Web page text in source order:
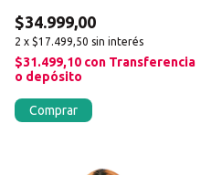
$34.999,00
2 x $17.499,50 sin interés
$31.499,10 con Transferencia
o depósito
Comprar